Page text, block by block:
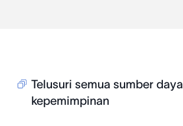
Telusuri semua sumber daya
kepemimpinan